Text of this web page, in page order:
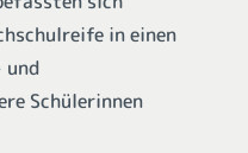
in einen
und
Schülerinnen